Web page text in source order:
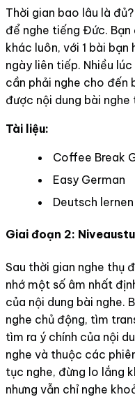
Thời gian bao lâu là
để nghe tiếng Đức. Bạn
khác luôn, với 1 bài
ngày liên tiếp. Nhiều
cần phải nghe cho
được nội dung bài
Tài liệu:
Coffee Break
Easy German
Deutsch
Giai đoạn 2:
Sau thời gian nghe thụ
nhớ một số âm nhất
của nội dung bài nghe.
nghe chủ động, tìm
tìm ra ý chính của nội
nghe và thuộc các
tục nghe, đừng lo lắng
nhưng vẫn chỉ nghe